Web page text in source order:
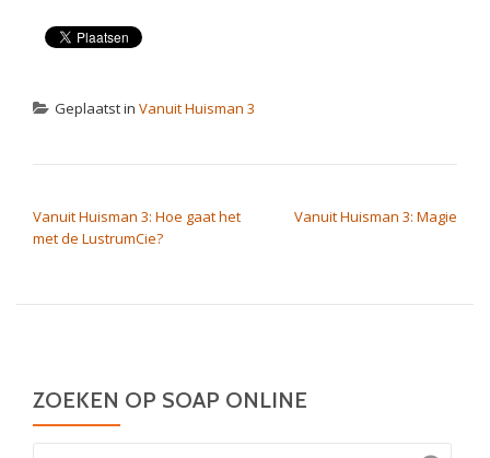
Geplaatst in Vanuit Huisman 3
Vanuit Huisman 3: Hoe gaat het
met de LustrumCie?
Vanuit Huisman 3: Magie
ZOEKEN OP SOAP ONLINE